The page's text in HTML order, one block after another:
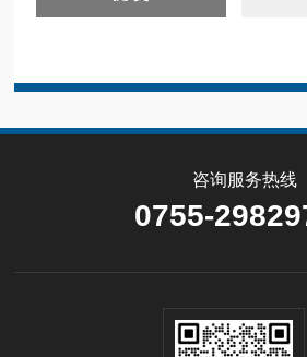
咨询服务热线
0755-